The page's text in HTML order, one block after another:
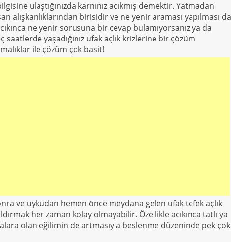
ulaştığınızda karnınız acıkmış demektir. Yatmadan
alışkanlıklarından birisidir ve ne yenir araması yapılması da
ne yenir sorusuna bir cevap bulamıyorsanız ya da
yaşadığınız ufak açlık krizlerine bir çözüm
ile çözüm çok basit!
ve uykudan hemen önce meydana gelen ufak tefek açlık
her zaman kolay olmayabilir. Özellikle acıkınca tatlı ya
olan eğilimin de artmasıyla beslenme düzeninde pek çok